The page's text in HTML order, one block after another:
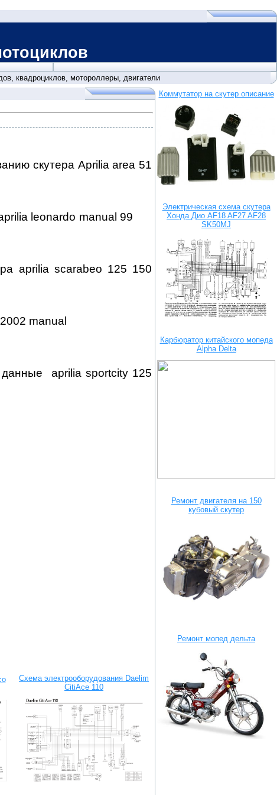
, квадроциклов, мотороллеры, двигатели
скутера Aprilia area 51
leonardo manual 99
aprilia scarabeo 125 150
sonic 50 2002 manual
данные aprilia sportcity 125
Схема электрооборудования Daelim
CitiAce 110
Коммутатор на скутер описание
Электрическая схема скутера
Хонда Дио AF18 AF27 AF28
SK50MJ
Карбюратор китайского мопеда
Alpha Delta
Ремонт двигателя на 150
кубовый скутер
Ремонт мопед дельта